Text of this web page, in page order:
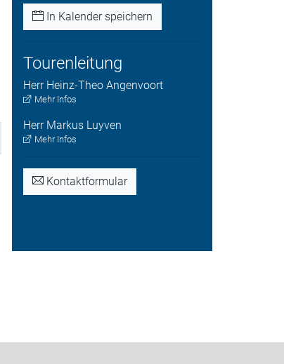
In Kalender speichern
Tourenleitung
Herr Heinz-Theo Angenvoort
Mehr Infos
Herr Markus Luyven
Mehr Infos
Kontaktformular